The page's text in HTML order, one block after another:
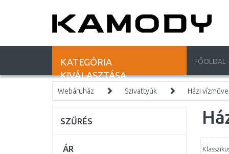
KATEGÓRIA
KIVÁLASZTÁSA
FŐOLDAL
Webáruház Szivattyúk Házi
SZŰRÉS
ÁR